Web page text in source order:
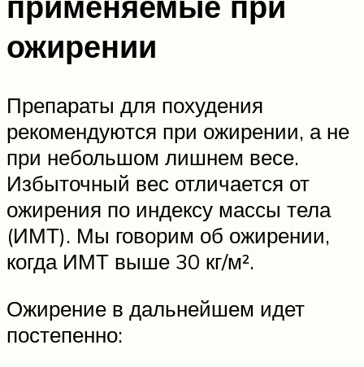
ожирении
Препараты для похудения
рекомендуются при ожирении, а не
при небольшом лишнем весе.
Избыточный вес отличается от
ожирения по индексу массы тела
(ИМТ). Мы говорим об ожирении,
когда ИМТ выше 30 кг/м².
Ожирение в дальнейшем идет
постепенно: